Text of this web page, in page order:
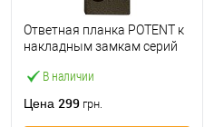
В наличии
Ответная планка POTENT к
накладным замкам серий
Цена 299 грн.